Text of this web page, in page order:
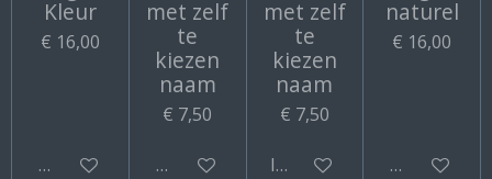
Kleur
€ 16,00
Bekijk details
met zelf
te
kiezen
naam
€ 7,50
Bekijk details
met zelf
te
kiezen
naam
€ 7,50
In winkelwagen
naturel
€ 16,00
Bekijk